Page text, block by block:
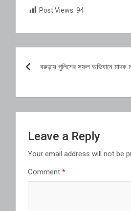
Post Views: 94
navigation
বরুড়ায় পুলিশের সফল অভিযানে মাদক
Leave a Reply
Your email address will not be
Comment *